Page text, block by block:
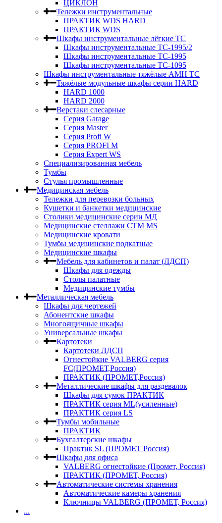
ЦИКЛОН
Тележки инструментальные
ПРАКТИК WDS HARD
ПРАКТИК WDS
Шкафы инструментальные лёгкие ТС
Шкафы инструментальные ТС-1995/2
Шкафы инструментальные TC-1995
Шкафы инструментальные TC-1095
Шкафы инструментальные тяжёлые AMH TC
Тяжёлые модульные шкафы серии HARD
HARD 1000
HARD 2000
Верстаки слесарные
Серия Garage
Серия Master
Серия Profi W
Серия PROFI M
Серия Expert WS
Специализированная мебель
Тумбы
Стулья промышленные
Медицинская мебель
Тележки для перевозки больных
Кушетки и банкетки медицинские
Столики медицинские серии МД
Медицинские стеллажи СТМ MS
Медицинские кровати
Тумбы медицинские подкатные
Медицинские шкафы
Мебель для кабинетов и палат (ЛДСП)
Шкафы для одежды
Столы палатные
Медицинские тумбы
Металлическая мебель
Шкафы для чертежей
Абонентские шкафы
Многоящичные шкафы
Универсальные шкафы
Картотеки
Картотеки ЛДСП
Огнестойкие VALBERG серия
FC(ПРОМЕТ,Россия)
ПРАКТИК (ПРОМЕТ,Россия)
Металлические шкафы для раздевалок
Шкафы для сумок ПРАКТИК
ПРАКТИК серия ML(усиленные)
ПРАКТИК серия LS
Тумбы мобильные
ПРАКТИК
Бухгалтерские шкафы
Практик SL (ПРОМЕТ Россия)
Шкафы для офиса
VALBERG огнестойкие (Промет, Россия)
ПРАКТИК (ПРОМЕТ, Россия)
Автоматические системы хранения
Автоматические камеры хранения
Ключницы VALBERG (ПРОМЕТ, Россия)
...